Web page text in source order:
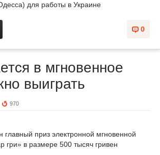
для работы в Украине
0
в мгновенное
выиграть
970
главный приз электронной мгновенной
гри» в размере 500 тысяч гривен